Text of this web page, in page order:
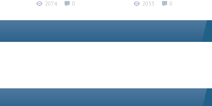
2074 0 2033 0